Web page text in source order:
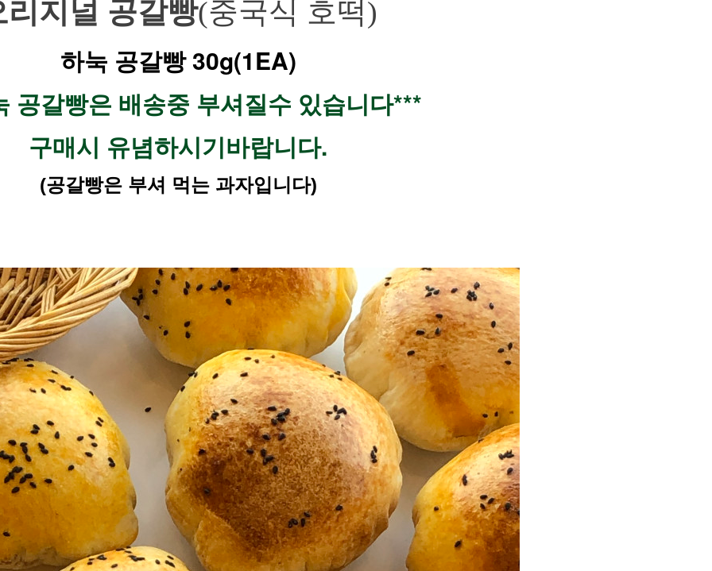
리지널 공갈빵(중국식 호떡)
하눅 공갈빵 30g(1EA)
공갈빵은 배송중 부셔질수 있습니다***
구매시 유념하시기바랍니다.
(공갈빵은 부셔 먹는 과자입니다)